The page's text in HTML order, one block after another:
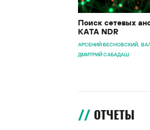
Поиск сетевых
KATA NDR
АРСЕНИЙ ВЕСНОВСКИЙ
ДМИТРИЙ САБАДАШ
ОТЧЕТЫ